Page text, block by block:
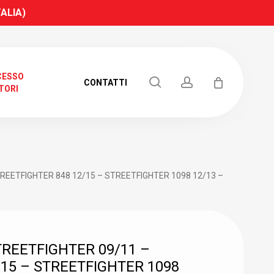
CONTATTI search account
848 12/15 – STREETFIGHTER 1098 12/13 –
09/11 –
– STREETFIGHTER 1098